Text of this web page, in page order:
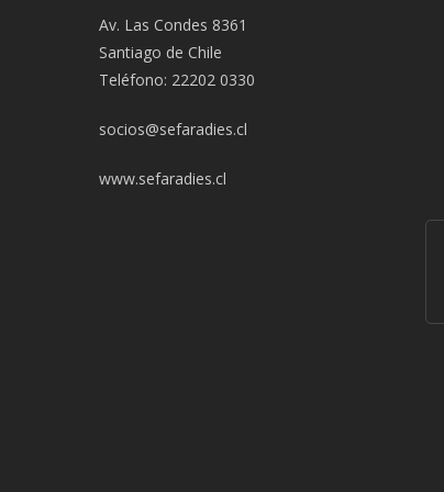
Av. Las Condes 8361
Santiago de Chile
Teléfono: 22202 0330
socios@sefaradies.cl
www.sefaradies.cl